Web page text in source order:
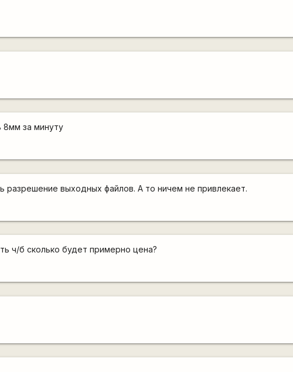
8мм за минуту
разрешение выходных файлов. А то ничем не привлекает.
ч/б сколько будет примерно цена?